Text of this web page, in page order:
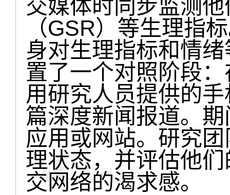
交媒体时同步监测
（GSR）等生理指
身对生理指标和情
置了一个对照阶段
用研究人员提供的
篇深度新闻报道。
应用或网站。研究
理状态，并评估他
交网络的渴求感。